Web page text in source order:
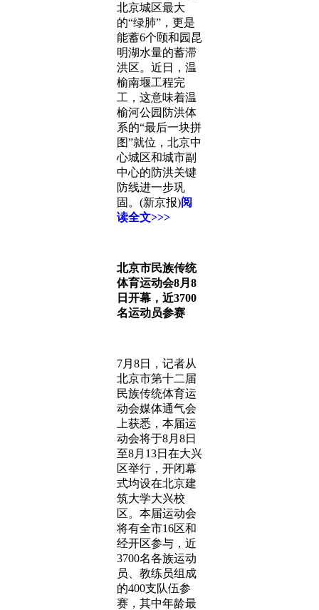
北京城区最大
的“绿肺”，更是
能蓄6个颐和园昆
明湖水量的蓄滞
洪区。近日，温
榆南堰工程完
工，这意味着温
榆河公园防洪体
系的“最后一块拼
图”就位，北京中
心城区和城市副
中心的防洪关键
防线进一步巩
固。(新京报)阅
读全文>>>
北京市民族传统
体育运动会8月8
日开幕，近3700
名运动员参赛
7月8日，记者从
北京市第十二届
民族传统体育运
动会媒体通气会
上获悉，本届运
动会将于8月8日
至8月13日在大兴
区举行，开闭幕
式均设在北京建
筑大学大兴校
区。本届运动会
将有全市16区和
经开区参与，近
3700名各族运动
员、教练员组成
的400支队伍参
赛，其中年龄最